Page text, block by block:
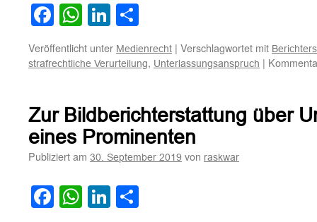
Facebook
WhatsApp
LinkedIn
Veröffentlicht unter Medienrecht | Verschlagwortet mit
strafrechtliche Verurteilung, Unterlassungsanspruch |
Zur Bildberichterstattung über
eines Prominenten
Publiziert am 30. September 2019 von raskwar
Facebook
WhatsApp
LinkedIn